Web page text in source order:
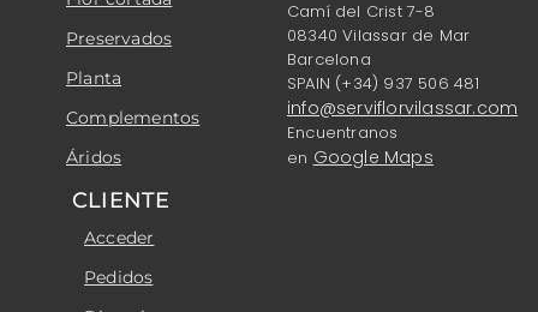
Preservados
Planta
Complementos
Áridos
Camí del Crist 7-8
08340 Vilassar de Mar
Barcelona
SPAIN (+34) 937 506 481
info@serviflorvilassar.com
Encuentranos
en Google Maps
CLIENTE
Acceder
Pedidos